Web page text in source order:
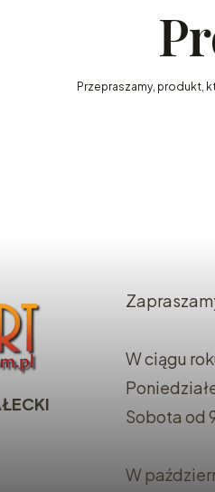
Przepraszamy, produkt,
W ciągu
Sobota od
W